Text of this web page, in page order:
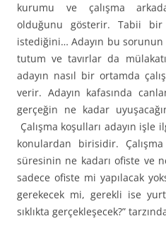
kurumu ve çalışma
olduğunu gösterir. Tabii
istediğini… Adayın bu sorunun
tutum ve tavırlar da
adayın nasıl bir ortamda
verir. Adayın kafasında
gerçeğin ne kadar
Çalışma koşulları adayın
konulardan birisidir.
süresinin ne kadarı ofiste ve
sadece ofiste mi yapılacak
gerekecek mi, gerekli ise
sıklıkta gerçekleşecek?”